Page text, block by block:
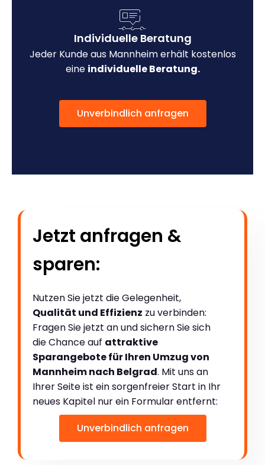
Individuelle Beratung
Jeder Kunde aus Mannheim erhält kostenlos
eine individuelle Beratung.
Unverbindlich anfragen
Jetzt anfragen &
sparen:
Nutzen Sie jetzt die Gelegenheit,
Qualität und Effizienz zu verbinden:
Fragen Sie jetzt an und sichern Sie sich
die Chance auf attraktive
Sparangebote für Ihren Umzug von
Mannheim nach Belgrad. Mit uns an
Ihrer Seite ist ein sorgenfreier Start in Ihr
neues Kapitel nur ein Formular entfernt:
Unverbindlich anfragen